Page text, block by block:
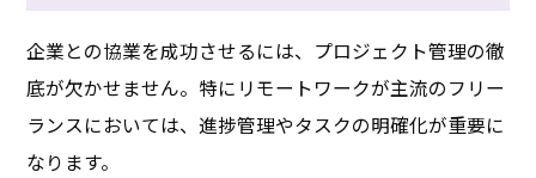
企業との協業を成功させるには、プロジェクト管理の徹
底が欠かせません。特にリモートワークが主流のフリー
ランスにおいては、進捗管理やタスクの明確化が重要に
なります。